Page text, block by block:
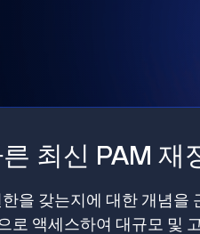
최신 PAM 재
을 갖는지에 대한 개념을
로 액세스하여 대규모 및